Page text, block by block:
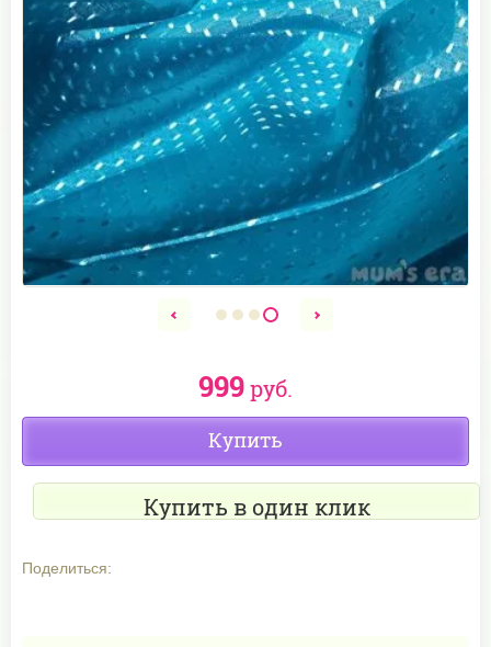
999руб.
Купить
Купить в один клик
Поделиться: